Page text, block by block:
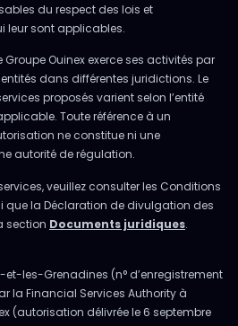
du respect des lois et
leur sont applicables.
Groupe Ouinex exerce ses activités par
dans différentes juridictions. Le
proposés varient selon l’entité
Toute référence à un
ne constitue ni une
autorité de régulation.
veuillez consulter les Conditions
que la Déclaration de divulgation des
section Documents juridiques.
les-Grenadines (n° d’enregistrement
la Financial Services Authority à
(autorisation délivrée le 6 septembre